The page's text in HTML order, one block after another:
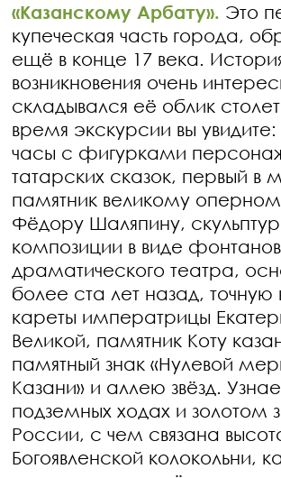
«Казанскому Арбату». Это
купеческая часть города,
ещё в конце 17 века.
возникновения очень
складывался её облик
время экскурсии вы увидите:
часы с фигурками
татарских сказок, первый в
памятник великому
Фёдору Шаляпину,
композиции в виде
драматического театра,
более ста лет назад, точную
кареты императрицы
Великой, памятник Коту
памятный знак «Нулевой
Казани» и аллею звёзд.
подземных ходах и золотом
России, с чем связана
Богоявленской колокольни,